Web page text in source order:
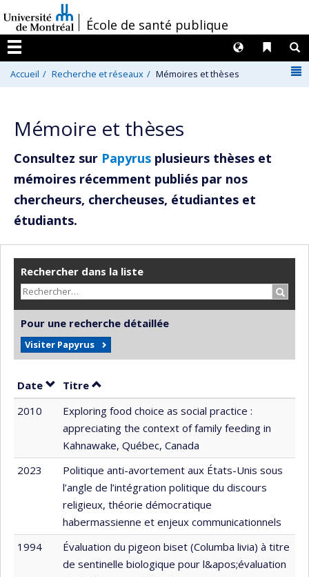
au
contenu
/École de santé publique
Menu
Liens
Langues
Accueil Recherche et réseaux Mémoires et thèses
Mémoire et thèses
Consultez sur Papyrus plusieurs thèses et
mémoires récemment publiés par nos
chercheurs, chercheuses, étudiantes et
étudiants.
Rechercher dans la liste
Pour une recherche détaillée
Visiter Papyrus
Date Trier par date en ordre croissant
Titre Trier par titre en ordre croissant
2010
Exploring food choice as social practice :
appreciating the context of family feeding in
Kahnawake, Québec, Canada
2023
Politique anti-avortement aux États-Unis sous
l’angle de l’intégration politique du discours
religieux, théorie démocratique
habermassienne et enjeux communicationnels
1994
Évaluation du pigeon biset (Columba livia) à titre
de sentinelle biologique pour l&apos;évaluation